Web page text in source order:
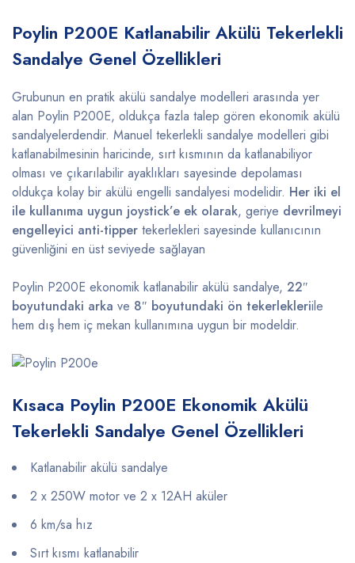
Poylin P200E Katlanabilir Akülü Tekerlekli
Sandalye Genel Özellikleri
Grubunun en pratik akülü sandalye modelleri arasında yer
alan Poylin P200E, oldukça fazla talep gören ekonomik akülü
sandalyelerdendir. Manuel tekerlekli sandalye modelleri gibi
katlanabilmesinin haricinde, sırt kısmının da katlanabiliyor
olması ve çıkarılabilir ayaklıkları sayesinde depolaması
oldukça kolay bir akülü engelli sandalyesi modelidir. Her iki el
ile kullanıma uygun joystick’e ek olarak, geriye devrilmeyi
engelleyici anti-tipper tekerlekleri sayesinde kullanıcının
güvenliğini en üst seviyede sağlayan
Poylin P200E ekonomik katlanabilir akülü sandalye, 22″
boyutundaki arka ve 8″ boyutundaki ön tekerlekleriile
hem dış hem iç mekan kullanımına uygun bir modeldir.
Kısaca Poylin P200E Ekonomik Akülü
Tekerlekli Sandalye Genel Özellikleri
Katlanabilir akülü sandalye
2 x 250W motor ve 2 x 12AH aküler
6 km/sa hız
Sırt kısmı katlanabilir